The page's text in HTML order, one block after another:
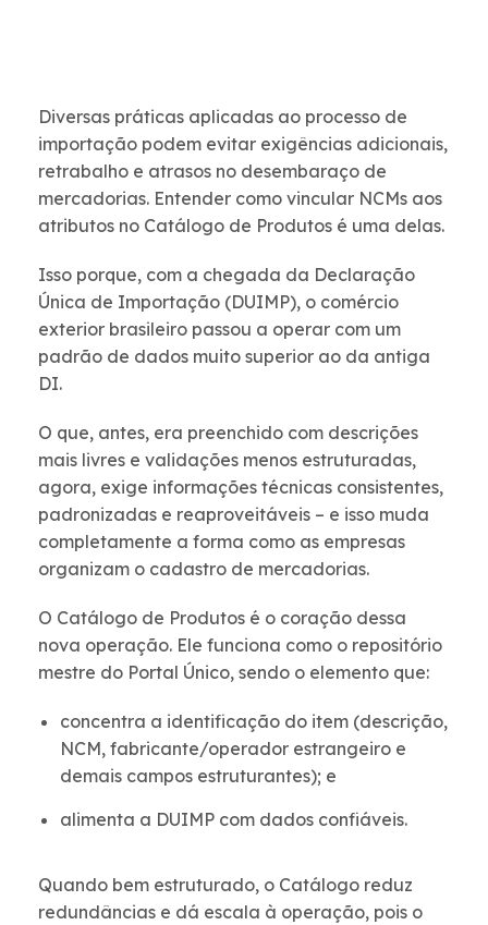
Diversas práticas aplicadas ao processo de
importação podem evitar exigências adicionais,
retrabalho e atrasos no desembaraço de
mercadorias. Entender como vincular NCMs aos
atributos no Catálogo de Produtos é uma delas.
Isso porque, com a chegada da Declaração
Única de Importação (DUIMP), o comércio
exterior brasileiro passou a operar com um
padrão de dados muito superior ao da antiga
DI.
O que, antes, era preenchido com descrições
mais livres e validações menos estruturadas,
agora, exige informações técnicas consistentes,
padronizadas e reaproveitáveis – e isso muda
completamente a forma como as empresas
organizam o cadastro de mercadorias.
O Catálogo de Produtos é o coração dessa
nova operação. Ele funciona como o repositório
mestre do Portal Único, sendo o elemento que:
concentra a identificação do item (descrição,
NCM, fabricante/operador estrangeiro e
demais campos estruturantes); e
alimenta a DUIMP com dados confiáveis.
Quando bem estruturado, o Catálogo reduz
redundâncias e dá escala à operação, pois o